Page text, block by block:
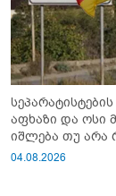
აფხაზი და ოსი
იშლება თუ არა
სისტემა?!
04.08.2026